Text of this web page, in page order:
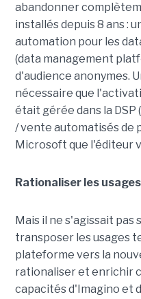
abandonner
installés depuis 8 ans :
automation pour les
(data management
d'audience anonymes.
nécessaire que
était gérée dans la
/ vente automatisés de
Microsoft que l'éditeur
Rationaliser les usages
Mais il ne s'agissait
transposer les usages
plateforme vers la
rationaliser et enrichir
capacités d'Imagino et